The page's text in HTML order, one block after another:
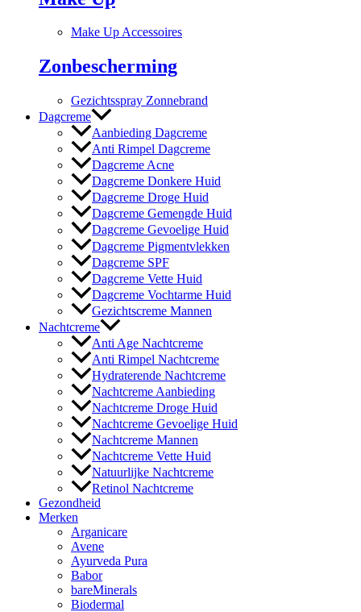
Make Up Accessoires
Zonbescherming
Gezichtsspray Zonnebrand
Dagcreme
Aanbieding Dagcreme
Anti Rimpel Dagcreme
Dagcreme Acne
Dagcreme Donkere Huid
Dagcreme Droge Huid
Dagcreme Gemengde Huid
Dagcreme Gevoelige Huid
Dagcreme Pigmentvlekken
Dagcreme SPF
Dagcreme Vette Huid
Dagcreme Vochtarme Huid
Gezichtscreme Mannen
Nachtcreme
Anti Age Nachtcreme
Anti Rimpel Nachtcreme
Hydraterende Nachtcreme
Nachtcreme Aanbieding
Nachtcreme Droge Huid
Nachtcreme Gevoelige Huid
Nachtcreme Mannen
Nachtcreme Vette Huid
Natuurlijke Nachtcreme
Retinol Nachtcreme
Gezondheid
Merken
Arganicare
Avene
Ayurveda Pura
Babor
bareMinerals
Biodermal